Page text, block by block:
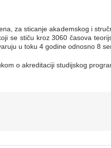
za sticanje akademskog i
se stiču kroz 3060 časova
u toku 4 godine odnosno 8
o akreditaciji studijskog